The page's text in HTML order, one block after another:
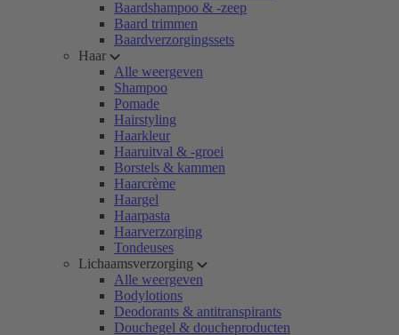
Baardshampoo & -zeep
Baard trimmen
Baardverzorgingssets
Haar
Alle weergeven
Shampoo
Pomade
Hairstyling
Haarkleur
Haaruitval & -groei
Borstels & kammen
Haarcrème
Haargel
Haarpasta
Haarverzorging
Tondeuses
Lichaamsverzorging
Alle weergeven
Bodylotions
Deodorants & antitranspirants
Douchegel & doucheproducten